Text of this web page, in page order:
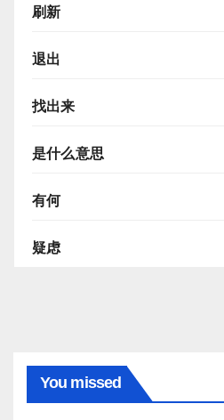
刷新
退出
找出来
是什么意思
有何
疑虑
You missed